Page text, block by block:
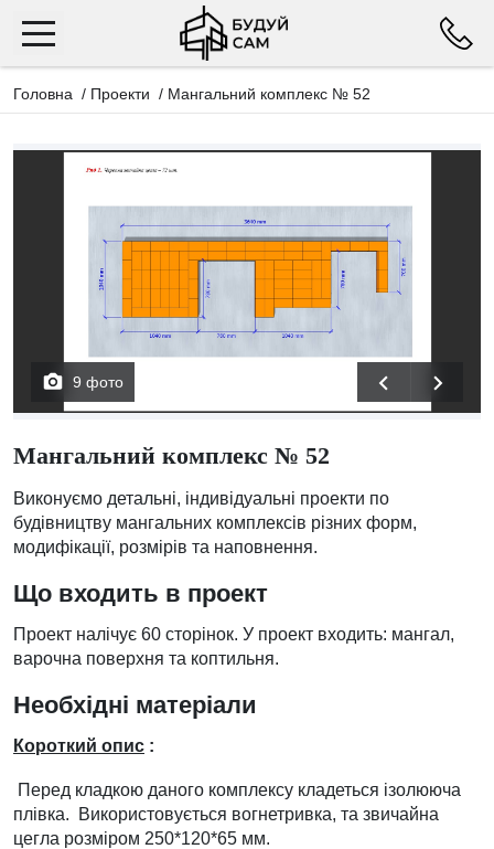
Головна / Проекти / Мангальний комплекс № 52
9 фото
Мангальний комплекс № 52
Виконуємо детальні, індивідуальні проекти по
будівництву мангальних комплексів різних форм,
модифікації, розмірів та наповнення.
Що входить в проект
Проект налічує 60 сторінок. У проект входить: мангал,
варочна поверхня та коптильня.
Необхідні матеріали
Короткий опис :
Перед кладкою даного комплексу кладеться ізолююча
плівка. Використовується вогнетривка, та звичайна
цегла розміром 250*120*65 мм.